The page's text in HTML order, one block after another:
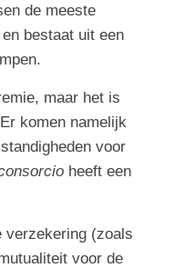
de meeste
bestaat uit een
maar het is
komen namelijk
voor
heeft een
verzekering (zoals
voor de